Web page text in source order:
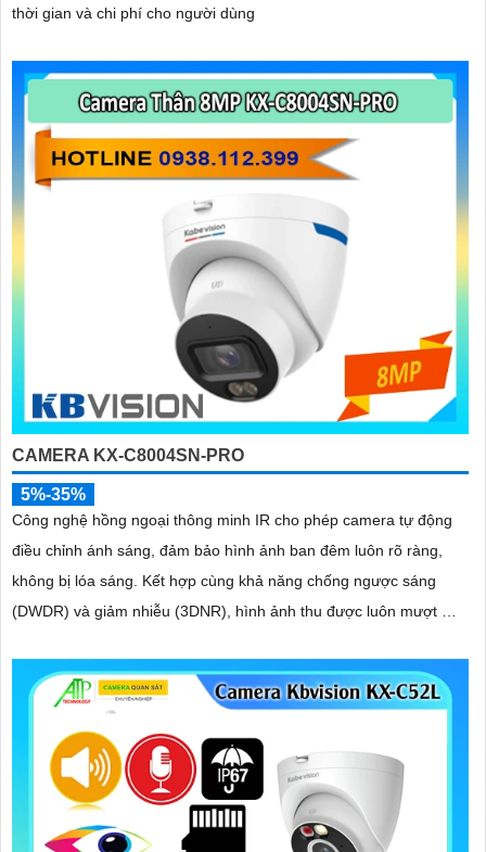
thời gian và chi phí cho người dùng
CAMERA KX-C8004SN-PRO
5%-35%
Công nghệ hồng ngoại thông minh IR cho phép camera tự động
điều chỉnh ánh sáng, đảm bảo hình ảnh ban đêm luôn rõ ràng,
không bị lóa sáng. Kết hợp cùng khả năng chống ngược sáng
(DWDR) và giảm nhiễu (3DNR), hình ảnh thu được luôn mượt mà,
ánh sáng yếu hoặc ánh sáng phức tạp như ngược sáng hoặc chói